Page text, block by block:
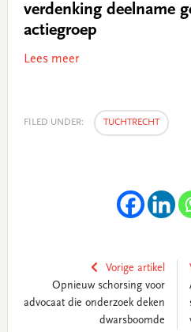
verdenking deelname
actiegroep
Lees meer
FILED UNDER: TUCHTRECHT
Vorige artikel
Opnieuw schorsing voor
advocaat die onderzoek deken
dwarsboomde